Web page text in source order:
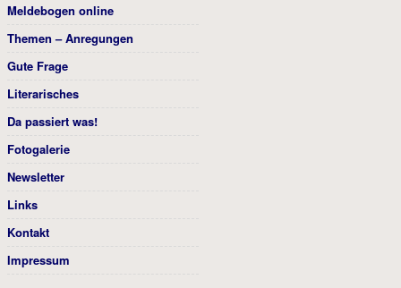
Meldebogen online
Themen – Anregungen
Gute Frage
Literarisches
Da passiert was!
Fotogalerie
Newsletter
Links
Kontakt
Impressum